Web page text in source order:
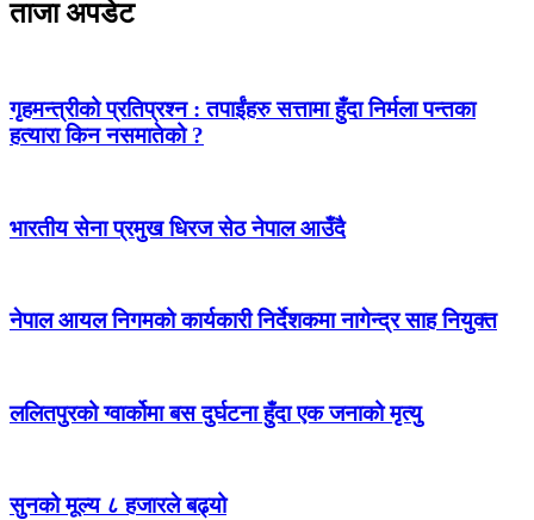
ताजा अपडेट
गृहमन्त्रीको प्रतिप्रश्न : तपाईंहरु सत्तामा हुँदा निर्मला पन्तका
हत्यारा किन नसमातेको ?
भारतीय सेना प्रमुख धिरज सेठ नेपाल आउँदै
नेपाल आयल निगमको कार्यकारी निर्देशकमा नागेन्द्र साह नियुक्त
ललितपुरको ग्वार्कोमा बस दुर्घटना हुँदा एक जनाको मृत्यु
सुनको मूल्य ८ हजारले बढ्यो